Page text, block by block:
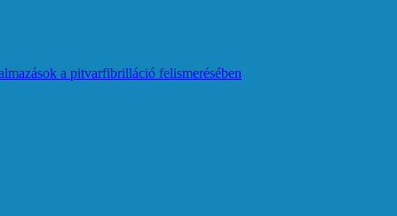
a pitvarfibrilláció felismerésében